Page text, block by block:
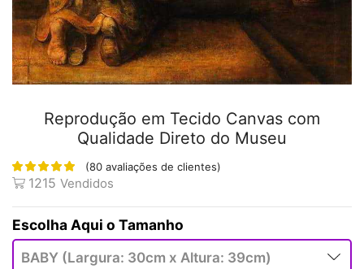
Reprodução em Tecido Canvas com
Qualidade Direto do Museu
(80 avaliações de clientes)
1215 Vendidos
Tamanho